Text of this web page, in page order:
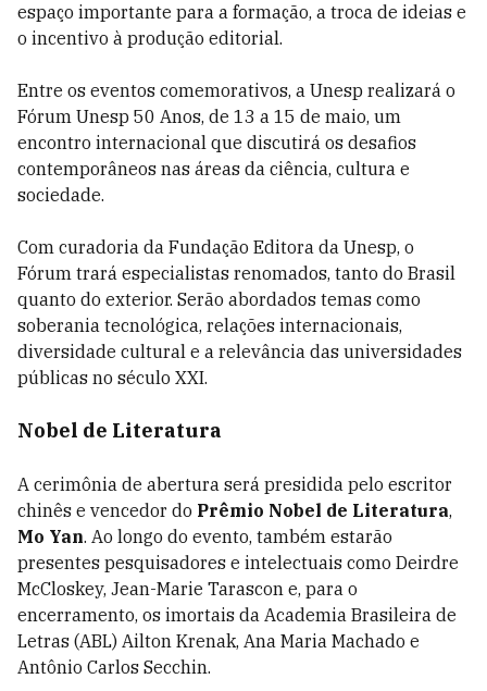
espaço importante para a formação, a troca de ideias e
o incentivo à produção editorial.
Entre os eventos comemorativos, a Unesp realizará o
Fórum Unesp 50 Anos, de 13 a 15 de maio, um
encontro internacional que discutirá os desafios
contemporâneos nas áreas da ciência, cultura e
sociedade.
Com curadoria da Fundação Editora da Unesp, o
Fórum trará especialistas renomados, tanto do Brasil
quanto do exterior. Serão abordados temas como
soberania tecnológica, relações internacionais,
diversidade cultural e a relevância das universidades
públicas no século XXI.
Nobel de Literatura
A cerimônia de abertura será presidida pelo escritor
chinês e vencedor do Prêmio Nobel de Literatura,
Mo Yan. Ao longo do evento, também estarão
presentes pesquisadores e intelectuais como Deirdre
McCloskey, Jean-Marie Tarascon e, para o
encerramento, os imortais da Academia Brasileira de
Letras (ABL) Ailton Krenak, Ana Maria Machado e
Antônio Carlos Secchin.